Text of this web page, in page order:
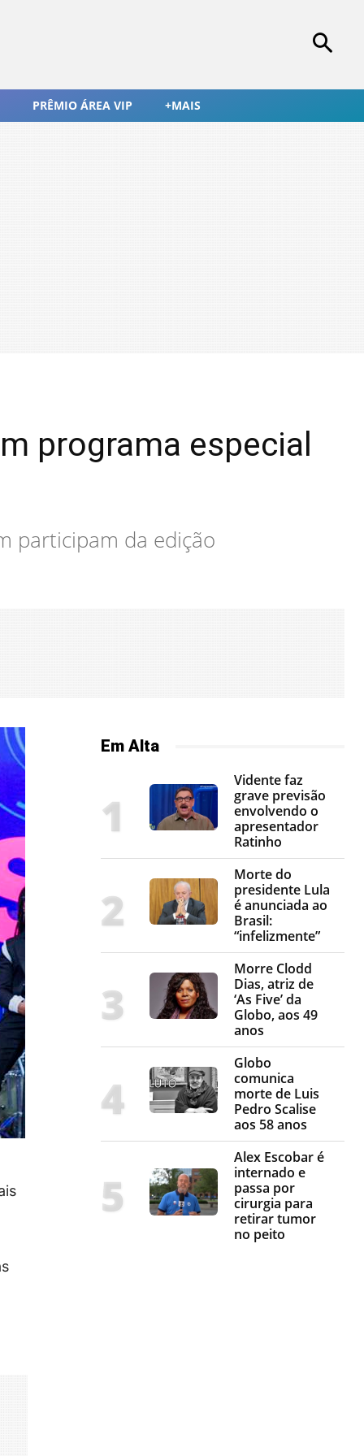
PRÊMIO ÁREA VIP +MAIS
programa especial
participam da edição
Em Alta
Vidente faz
grave previsão
envolvendo o
apresentador
Ratinho
Morte do
presidente Lula
é anunciada ao
Brasil:
“infelizmente”
Morre Clodd
Dias, atriz de
‘As Five’ da
Globo, aos 49
anos
Globo
comunica
morte de Luis
Pedro Scalise
aos 58 anos
Alex Escobar é
internado e
passa por
cirurgia para
retirar tumor
no peito